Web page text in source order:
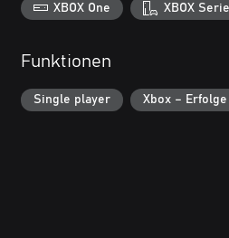
XBOX One XBOX
Funktionen
Single player Xbox – Erfolge